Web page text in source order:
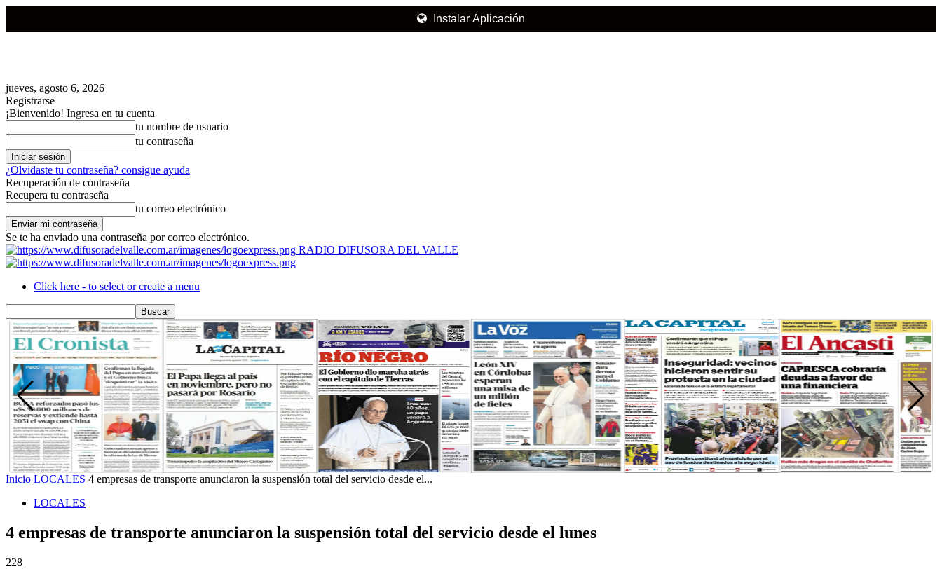
Instalar Aplicación
jueves, agosto 6, 2026
Registrarse
¡Bienvenido! Ingresa en tu cuenta
tu nombre de usuario
tu contraseña
¿Olvidaste tu contraseña? consigue ayuda
Recuperación de contraseña
Recupera tu contraseña
tu correo electrónico
Se te ha enviado una contraseña por correo electrónico.
RADIO DIFUSORA DEL VALLE
Click here - to select or create a menu
Inicio LOCALES 4 empresas de transporte anunciaron la suspensión total del servicio desde el...
LOCALES
4 empresas de transporte anunciaron la suspensión total del servicio desde el lunes
228